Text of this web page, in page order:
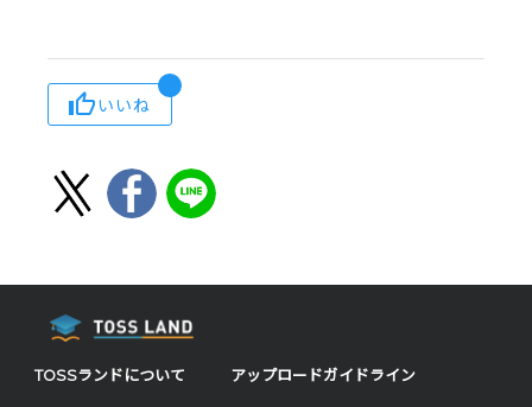
いいね
TOSSランドについて アップロードガイドライン